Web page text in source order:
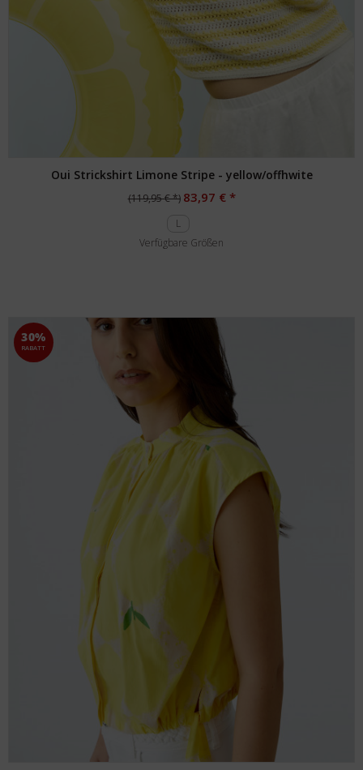
Oui Strickshirt Limone Stripe - yellow/offhwite
(119,95 € *) 83,97 € *
L
Verfügbare Größen
30%
RABATT